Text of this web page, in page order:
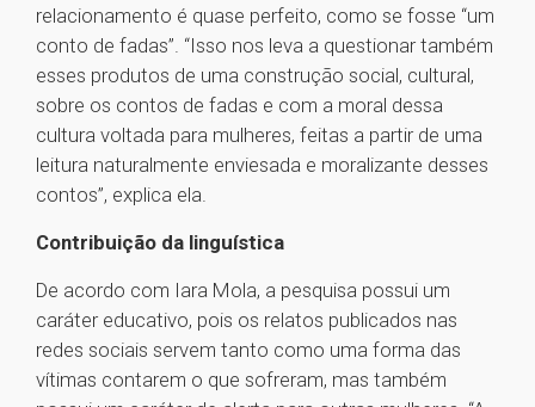
relacionamento é quase perfeito, como se fosse “um
conto de fadas”. “Isso nos leva a questionar também
esses produtos de uma construção social, cultural,
sobre os contos de fadas e com a moral dessa
cultura voltada para mulheres, feitas a partir de uma
leitura naturalmente enviesada e moralizante desses
contos”, explica ela.
Contribuição da linguística
De acordo com Iara Mola, a pesquisa possui um
caráter educativo, pois os relatos publicados nas
redes sociais servem tanto como uma forma das
vítimas contarem o que sofreram, mas também